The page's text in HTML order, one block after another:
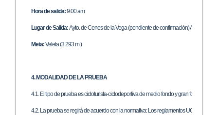
Hora de salida:9:00 am
Lugar de Salida:Ayto. de Cenes de la Vega (pendiente de confirmación) Avda.
Meta:Veleta (3.293 m.)
4. MODALIDAD DE LA PRUEBA
4.1. El tipo de prueba es cicloturista-ciclodeportiva de medio fondo y gran fondo.
4.2. La prueba se regirá de acuerdo con la normativa: Los reglamentos UCI del